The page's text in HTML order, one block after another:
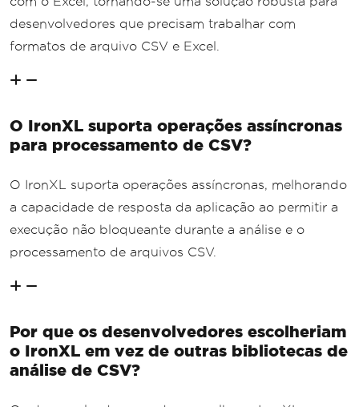
desenvolvedores que precisam trabalhar com
formatos de arquivo CSV e Excel.
O IronXL suporta operações assíncronas
para processamento de CSV?
O IronXL suporta operações assíncronas, melhorando
a capacidade de resposta da aplicação ao permitir a
execução não bloqueante durante a análise e o
processamento de arquivos CSV.
Por que os desenvolvedores escolheriam
o IronXL em vez de outras bibliotecas de
análise de CSV?